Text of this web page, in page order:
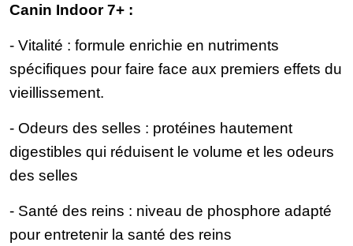
Canin Indoor 7+ :
- Vitalité : formule enrichie en nutriments
spécifiques pour faire face aux premiers effets du
vieillissement.
- Odeurs des selles : protéines hautement
digestibles qui réduisent le volume et les odeurs
des selles
- Santé des reins : niveau de phosphore adapté
pour entretenir la santé des reins